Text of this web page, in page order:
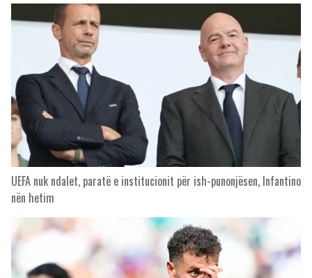
UEFA nuk ndalet, paratë e institucionit për ish-punonjësen, Infantino
nën hetim